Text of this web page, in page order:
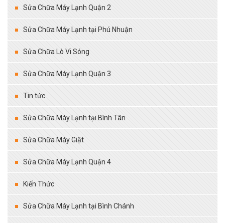
Sửa Chữa Máy Lạnh Quận 2
Sửa Chữa Máy Lạnh tại Phú Nhuận
Sửa Chữa Lò Vi Sóng
Sửa Chữa Máy Lạnh Quận 3
Tin tức
Sửa Chữa Máy Lạnh tại Bình Tân
Sửa Chữa Máy Giặt
Sửa Chữa Máy Lạnh Quận 4
Kiến Thức
Sửa Chữa Máy Lạnh tại Bình Chánh